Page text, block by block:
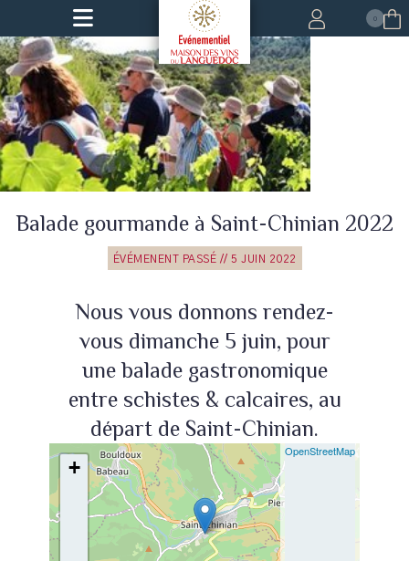
0
Balade gourmande à Saint-Chinian 2022
ÉVÉMENENT PASSÉ // 5 JUIN 2022
Nous vous donnons rendez-
vous dimanche 5 juin, pour
une balade gastronomique
entre schistes & calcaires, au
départ de Saint-Chinian.
+
| ©
OpenStreetMap